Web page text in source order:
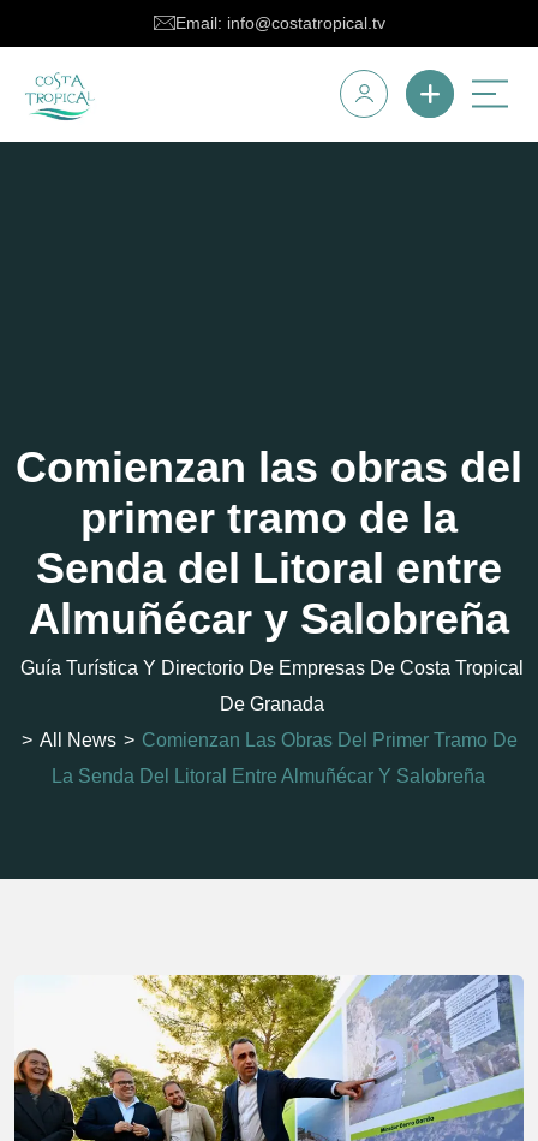
Email: info@costatropical.tv
Comienzan las obras del
primer tramo de la
Senda del Litoral entre
Almuñécar y Salobreña
Guía Turística Y Directorio De Empresas De Costa Tropical
De Granada
> All News > Comienzan Las Obras Del Primer Tramo De
La Senda Del Litoral Entre Almuñécar Y Salobreña